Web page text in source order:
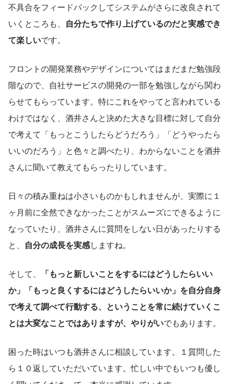
不具合をフィードバックしてシステムがさらに改良されて
いくところも、 自分たちで作り上げているのだと実感でき
て楽しいです。
フロントの開発業務やデザインについてはまだまだ勉強段
階なので、自社サービスの開発の一部を勉強しながら関わ
らせてもらっています。特にこれをやってと言われている
わけではなく、酒井さんと決めた大きな目標に対して自分
で考えて「もっとこうしたらどうだろう」「どうやったら
いいのだろう」と色々と調べたり、わからないことを酒井
さんに聞いて教えてもらったりしています。
日々の積み重ねは小さいものかもしれませんが、実際に１
ヶ月前に全然できなかったことがスムーズにできるように
なっていたり、酒井さんに質問をしない日があったりする
と、 自分の成長を実感しますね。
そして、
「もっと新しいことをするにはどうしたらいい
か」「もっと良くするにはどうしたらいいか」を自分自身
で考えて調べて行動する、ということを常に続けていくこ
とは大変なことではありますが、やりがいでもあります。
困った時はいつも酒井さんに相談しています。１質問した
ら１０返していただいています。忙しい中でもいつも優し